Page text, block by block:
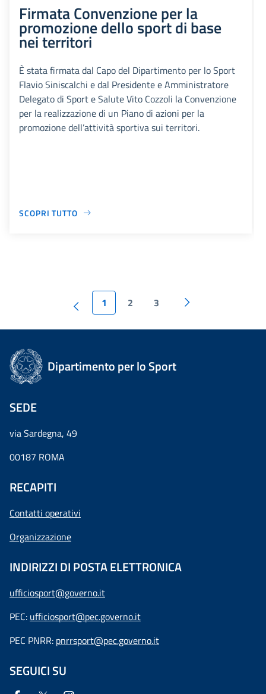
Firmata Convenzione per la
promozione dello sport di base
nei territori
È stata firmata dal Capo del Dipartimento per lo Sport
Flavio Siniscalchi e dal Presidente e Amministratore
Delegato di Sport e Salute Vito Cozzoli la Convenzione
per la realizzazione di un Piano di azioni per la
promozione dell’attività sportiva sui territori.
SCOPRI TUTTO
1 2 3
Dipartimento per lo Sport
SEDE
via Sardegna, 49
00187 ROMA
RECAPITI
Contatti operativi
Organizzazione
INDIRIZZI DI POSTA ELETTRONICA
ufficiosport@governo.it
PEC: ufficiosport@pec.governo.it
PEC PNRR: pnrrsport@pec.governo.it
SEGUICI SU